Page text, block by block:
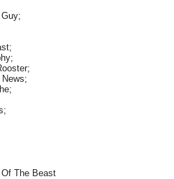
Of The Beast